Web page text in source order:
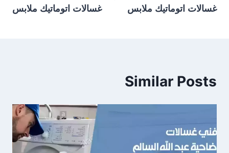
غسالات اتوماتيك ملابس
غسالات اتوماتيك ملابس
Similar Posts